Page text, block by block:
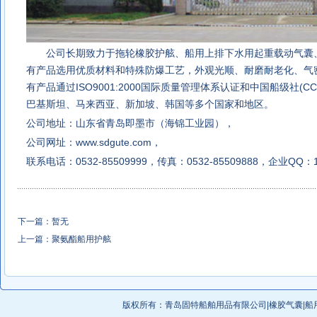
公司长期致力于拖轮橡胶护舷 、船用上排下水用起重载动气
有产品选用优质材料和特殊防爆工艺，外观光顺、耐磨耐老化、
有产品通过ISO9001:2000国际质量管理体系认证和中国船级社
巴基斯坦、马来西亚、 新加坡、韩国等多个国家和地区。
公司地址：山东省青岛即墨市（海锦工业园），
公司网址： www.sdgute.com ，
联系电话：0532-85509999，传真：0532-85509888，企业QQ
下一篇：暂无
上一篇： 聚氨酯船用护舷
版权所有： 青岛固特船舶用品有限公司 橡胶气囊 船